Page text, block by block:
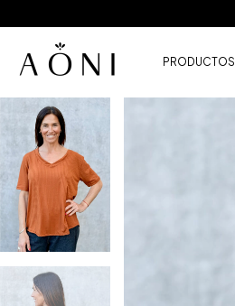
PRODUCTOS